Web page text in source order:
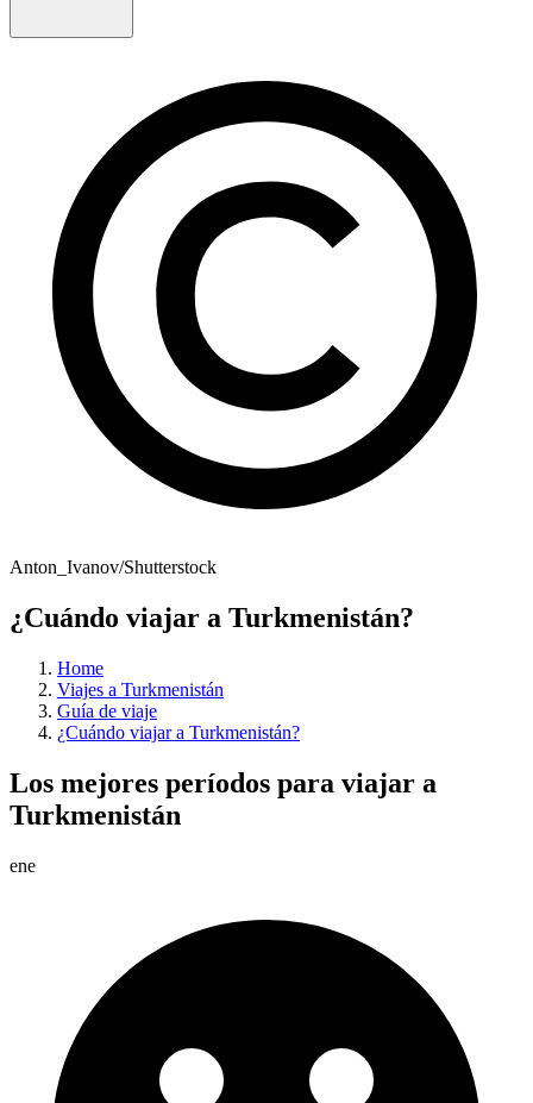
Anton_Ivanov/Shutterstock
¿Cuándo viajar a Turkmenistán?
Home
Viajes a Turkmenistán
Guía de viaje
¿Cuándo viajar a Turkmenistán?
Los mejores períodos para viajar a
Turkmenistán
ene